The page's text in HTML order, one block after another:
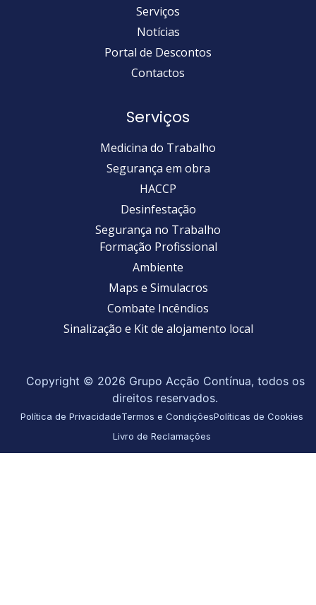
Serviços
Notícias
Portal de Descontos
Contactos
Serviços
Medicina do Trabalho
Segurança em obra
HACCP
Desinfestação
Segurança no Trabalho
Formação Profissional
Ambiente
Maps e Simulacros
Combate Incêndios
Sinalização e Kit de alojamento local
Copyright © 2026 Grupo Acção Contínua, todos os
direitos reservados.
Política de PrivacidadeTermos e CondiçõesPolíticas de Cookies
Livro de Reclamações